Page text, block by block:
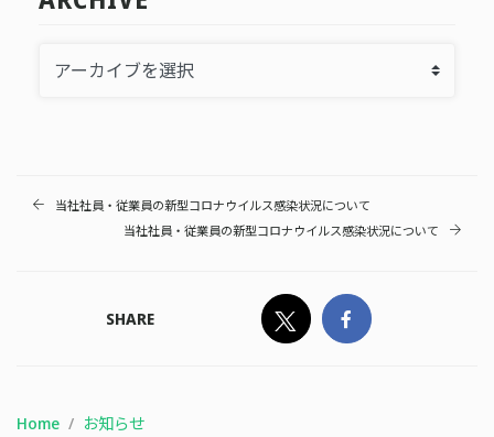
当社社員・従業員の新型コロナウイルス感染状況について
当社社員・従業員の新型コロナウイルス感染状況について
SHARE
Home
お知らせ